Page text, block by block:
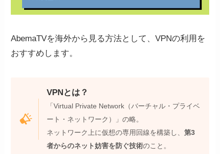
AbemaTVを海外から見る方法として、VPNの利用を
おすすめします。
VPNとは？
「Virtual Private Network（バーチャル・プライベ
ート・ネットワーク）」の略。
ネットワーク上に仮想の専用回線を構築し、 第3
者からのネット妨害を防ぐ技術のこと。